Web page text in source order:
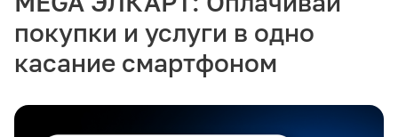
Бизнесу
покупки и услуги в одно
касание смартфоном